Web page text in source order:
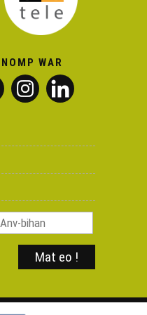
ar c'hanaouennoù diabarzh
ur familh kanerien
an natur serret en ur
e-lec'h fioul
WAR